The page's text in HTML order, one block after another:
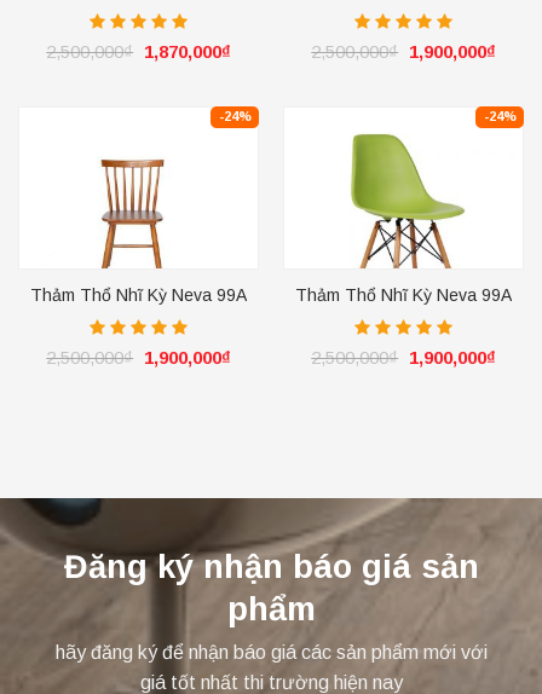
Ivory
2,500,000₫ 1,870,000₫
Ivory
2,500,000₫ 1,900,000₫
-24%
Thảm Thổ Nhĩ Kỳ Neva 99A
Ivory
2,500,000₫ 1,900,000₫
-24%
Thảm Thổ Nhĩ Kỳ Neva 99A
Ivory
2,500,000₫ 1,900,000₫
Đăng ký nhận báo giá sản
phẩm
hãy đăng ký để nhận báo giá các sản phẩm mới với
giá tốt nhất thi trường hiện nay